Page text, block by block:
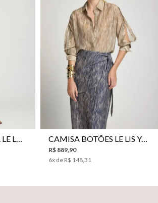
CALÇA PANTALONA LE LIS HORI FEMININA CAMISA BOTÕES LE LIS YANNA FEMININA
R$ 889,90
6x de R$ 148,31